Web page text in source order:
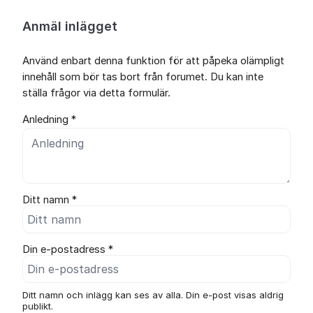
Anmäl inlägget
Använd enbart denna funktion för att påpeka olämpligt
innehåll som bör tas bort från forumet. Du kan inte
ställa frågor via detta formulär.
Anledning *
Ditt namn *
Din e-postadress *
Ditt namn och inlägg kan ses av alla. Din e-post visas aldrig
publikt.